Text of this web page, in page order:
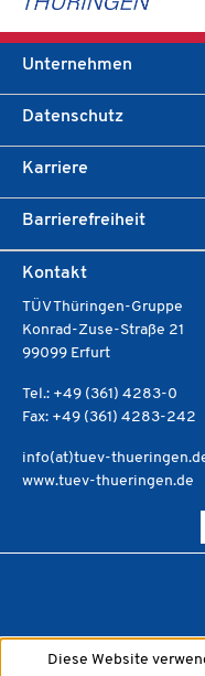
Unternehmen
Datenschutz
Karriere
Barrierefreiheit
Kontakt
TÜV Thüringen-Gruppe
Konrad-Zuse-Straße 21
99099 Erfurt
Tel.: +49 (361) 4283-0
Fax: +49 (361) 4283-242
info(at)tuev-
www.tuev-thueringen.de
Diese Website